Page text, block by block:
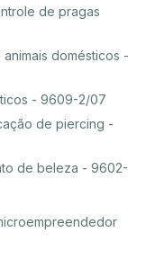
de pragas
domésticos -
- 9609-2/07
de piercing -
de beleza - 9602-